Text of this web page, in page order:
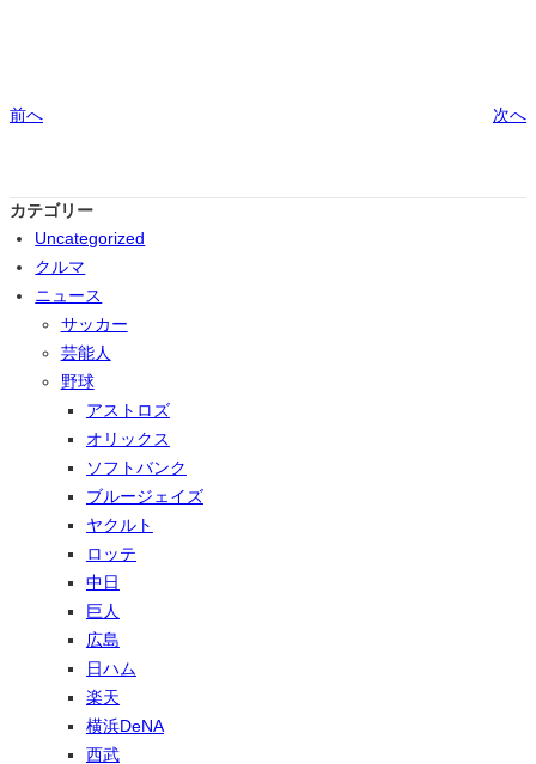
前へ 次へ
カテゴリー
Uncategorized
クルマ
ニュース
サッカー
芸能人
野球
アストロズ
オリックス
ソフトバンク
ブルージェイズ
ヤクルト
ロッテ
中日
巨人
広島
日ハム
楽天
横浜DeNA
西武